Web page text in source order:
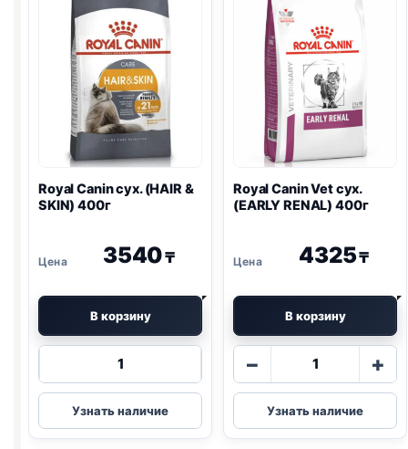
Royal Canin сух. (HAIR &
SKIN) 400г
3540₸
В корзину
Количество
Royal
Canin
сух.
Узнать наличие
Royal Canin Vet сух.
(EARLYRENAL) 400г
4325₸
В корзину
−
Количество
Royal
Canin
Vet
+
Узнать наличие